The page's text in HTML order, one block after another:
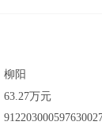
柳阳
63.27万元